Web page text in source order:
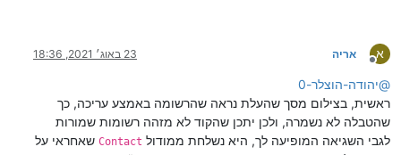
א
מנותק
אריה 23 באוג׳ 2021, 18:36
@יהודה-הוצלר-0
ראשית, בצילום מסך שהעלת נראה שהרשומה באמצע עריכה, כך
שהטבלה לא נשמרה, ולכן יתכן שהקוד לא מזהה רשומות שמורות
לגבי השגיאה המופיעה לך, היא נשלחת ממודול Contact שאחראי על